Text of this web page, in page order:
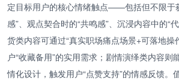
定目标用户的核心情绪触点——包括但不限于
感”、观点契合时的“共鸣感”、沉浸内容中的“
货类内容可通过“真实职场痛点场景+可落地操
户“收藏备用”的实用需求；剧情演绎类内容则
情化设计，触发用户“点赞支持”的情感反馈。